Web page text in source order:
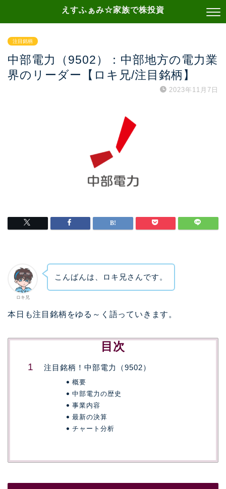
えすふぁみ☆家族で株投資
注目銘柄
中部電力（9502）：中部地方の電力業
界のリーダー【ロキ兄/注目銘柄】
2023年11月7日
ロキ兄
こんばんは、ロキ兄さんです。
本日も注目銘柄をゆる～く語っていきます。
目次
注目銘柄！中部電力（9502）
概要
中部電力の歴史
事業内容
最新の決算
チャート分析